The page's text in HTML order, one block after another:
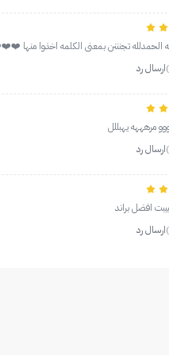
الحمدلله تجنننن بمعنى الكلمه
ارسال رد
مرهههه يهبللل
ارسال رد
افضل براند
ارسال رد